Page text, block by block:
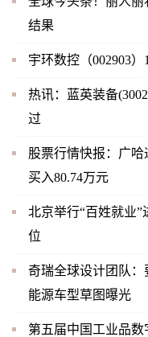
结果
宇环数控（002903
热讯：蓝英装备
过
股票行情快报：广哈
买入80.74万元
北京举行“百姓就业
位
奇瑞全球设计团队：
能源车型草图曝光
第五届中国工业品